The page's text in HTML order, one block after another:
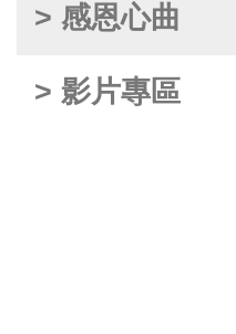
> 感恩心曲
> 影片專區